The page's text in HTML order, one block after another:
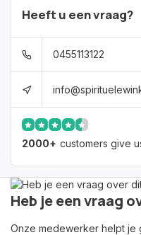
Heeft u een vraag?
0455113122
2000+ customers give
Heb je een vraag
Onze medewerker helpt je